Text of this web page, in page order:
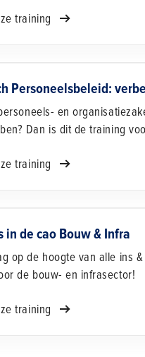
training
Personeelsbeleid:
en
Dan is dit de training
training
in de cao Bouw & Infra
op de hoogte van alle ins
de bouw- en infrasector!
training